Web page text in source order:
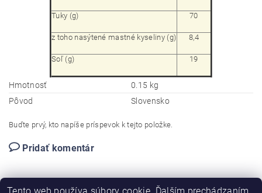
Tuky (g) 70
z toho nasýtené mastné kyseliny (g) 8,4
Soľ (g) 19
Hmotnosť
0.15 kg
Pôvod
Slovensko
Buďte prvý, kto napíše príspevok k tejto položke.
Pridať komentár